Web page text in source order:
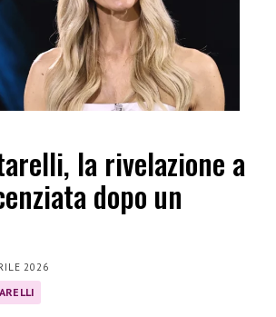
la rivelazione a
dopo un
2026